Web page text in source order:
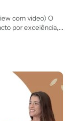
com video) O
por excelência,
com as
destaca-se